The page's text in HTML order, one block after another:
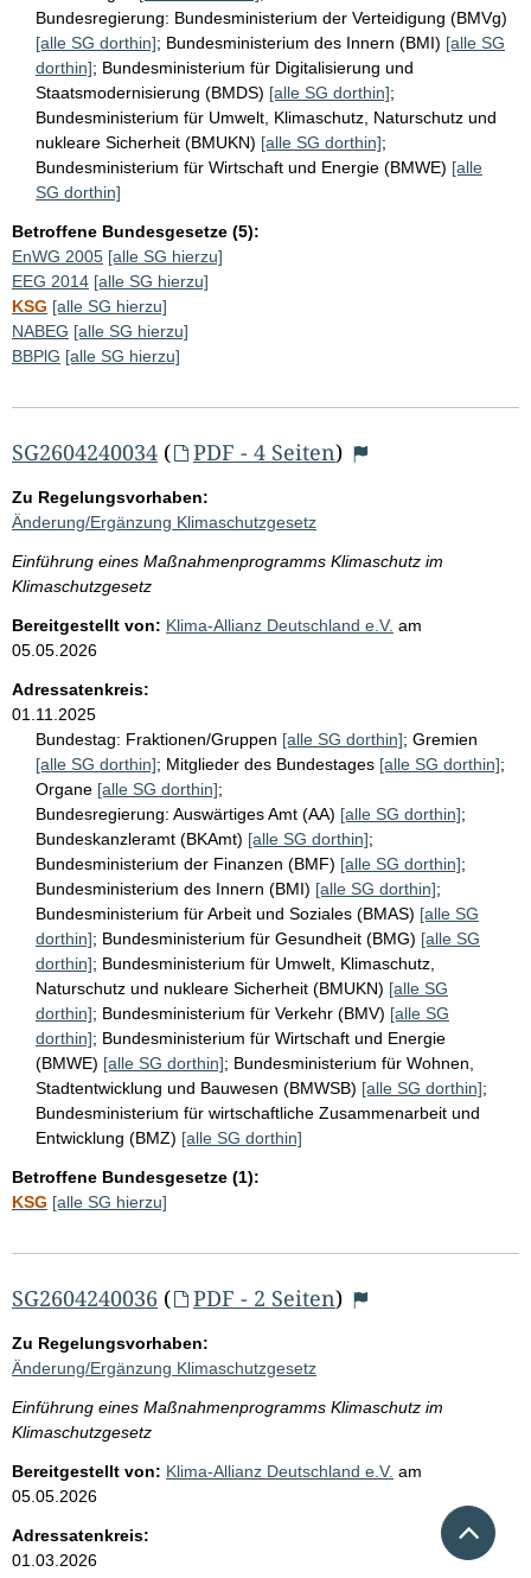
Bundesregierung: Bundesministerium der Verteidigung (BMVg)
[alle SG dorthin]; Bundesministerium des Innern (BMI) [alle SG
dorthin]; Bundesministerium für Digitalisierung und
Staatsmodernisierung (BMDS) [alle SG dorthin];
Bundesministerium für Umwelt, Klimaschutz, Naturschutz und
nukleare Sicherheit (BMUKN) [alle SG dorthin];
Bundesministerium für Wirtschaft und Energie (BMWE) [alle
SG dorthin]
Betroffene Bundesgesetze (5):
EnWG 2005 [alle SG hierzu]
EEG 2014 [alle SG hierzu]
KSG [alle SG hierzu]
NABEG [alle SG hierzu]
BBPlG [alle SG hierzu]
SG2604240034 ( PDF - 4 Seiten)
Zu Regelungsvorhaben:
Änderung/Ergänzung Klimaschutzgesetz
Einführung eines Maßnahmenprogramms Klimaschutz im
Klimaschutzgesetz
Bereitgestellt von: Klima-Allianz Deutschland e.V. am
05.05.2026
Adressatenkreis:
01.11.2025
Bundestag: Fraktionen/Gruppen [alle SG dorthin]; Gremien
[alle SG dorthin]; Mitglieder des Bundestages [alle SG dorthin];
Organe [alle SG dorthin];
Bundesregierung: Auswärtiges Amt (AA) [alle SG dorthin];
Bundeskanzleramt (BKAmt) [alle SG dorthin];
Bundesministerium der Finanzen (BMF) [alle SG dorthin];
Bundesministerium des Innern (BMI) [alle SG dorthin];
Bundesministerium für Arbeit und Soziales (BMAS) [alle SG
dorthin]; Bundesministerium für Gesundheit (BMG) [alle SG
dorthin]; Bundesministerium für Umwelt, Klimaschutz,
Naturschutz und nukleare Sicherheit (BMUKN) [alle SG
dorthin]; Bundesministerium für Verkehr (BMV) [alle SG
dorthin]; Bundesministerium für Wirtschaft und Energie
(BMWE) [alle SG dorthin]; Bundesministerium für Wohnen,
Stadtentwicklung und Bauwesen (BMWSB) [alle SG dorthin];
Bundesministerium für wirtschaftliche Zusammenarbeit und
Entwicklung (BMZ) [alle SG dorthin]
Betroffene Bundesgesetze (1):
KSG [alle SG hierzu]
SG2604240036 ( PDF - 2 Seiten)
Zu Regelungsvorhaben:
Änderung/Ergänzung Klimaschutzgesetz
Einführung eines Maßnahmenprogramms Klimaschutz im
Klimaschutzgesetz
Bereitgestellt von: Klima-Allianz Deutschland e.V. am
05.05.2026
Adressatenkreis:
01.03.2026